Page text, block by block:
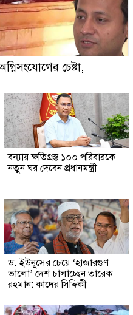
চেষ্টা,
বন্যায় ক্ষতিগ্রস্ত ১০০ পরিবারকে
নতুন ঘর দেবেন প্রধানমন্ত্রী
ড. ইউনূসের চেয়ে ‘হাজারগুণ
ভালো’ দেশ চালাচ্ছেন তারেক
রহমান: কাদের সিদ্দিকী